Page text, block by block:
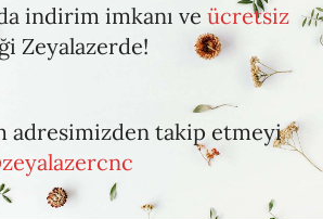
indirim imkanı veücretsiz
Zeyalazerde!
adresimizden takip etmeyi